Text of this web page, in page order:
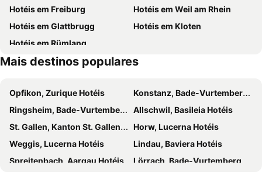
Aquasol
Rheinfall
Festungsruine Hohentwiel
Kloster Sankt Georgen
Bürgerstube
Otto-Dix-Haus- Hemmenhofen
Schloss Langenstein Golf and Country Club
Wild- und Freizeitpark Allensbach
Art-House
Sea-Life
Poseidon
Kartause Ittingen
Haus zum Rüden
Zürcher Theater Spektakel
Triumphbogen
Voliere
Restaurant Fährhaus
Hotéis em Freiburg
Hotéis em Weil am Rhein
Hotéis em Glattbrugg
Hotéis em Kloten
Hotéis em Rümlang
Mais destinos populares
Opfikon, Zurique Hotéis
Konstanz, Bade-Vurtemberga Hotéis
Ringsheim, Bade-Vurtemberga Hotéis
Allschwil, Basileia Hotéis
St. Gallen, Kanton St. Gallen Hotéis
Horw, Lucerna Hotéis
Weggis, Lucerna Hotéis
Lindau, Baviera Hotéis
Spreitenbach, Aargau Hotéis
Lörrach, Bade-Vurtemberga Hotéis